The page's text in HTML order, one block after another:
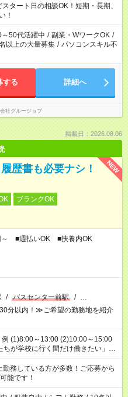
トについてもお気軽にご相談くだ
タート日の相談OK！短期・長期、
！
～50代活躍中 / 副業・WワークOK /
以上の大量募集 / パソコンスキル不
する 詳細へ
社グルージョブ
掲載日：2026.08.06
NEW
歴書も必要ナシ！
ブランクOK
～ ■週払いOK ■扶養内OK
/ バスセンター前駅 / …
分以内！≫ご希望の勤務地を紹介
したい」 「午前中は働いて、午後
い」 など、ご希望を教えてくださ
時間。 合計で週40時間を超える
勤務している方が多数！ご応募から
能です！